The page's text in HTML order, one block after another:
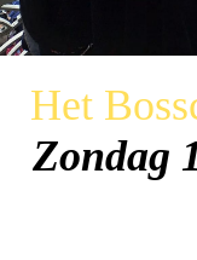
Het
Zondag